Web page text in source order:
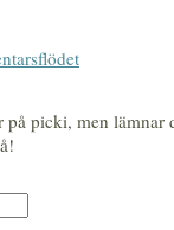
på picki, men lämnar